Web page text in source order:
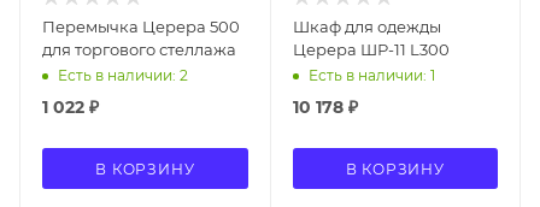
Перемычка Церера 500
для торгового стеллажа
Есть в наличии: 2
1 022 ₽
В КОРЗИНУ
Шкаф для одежды
Церера ШР-11 L300
Есть в наличии: 1
10 178₽
В КОРЗИНУ